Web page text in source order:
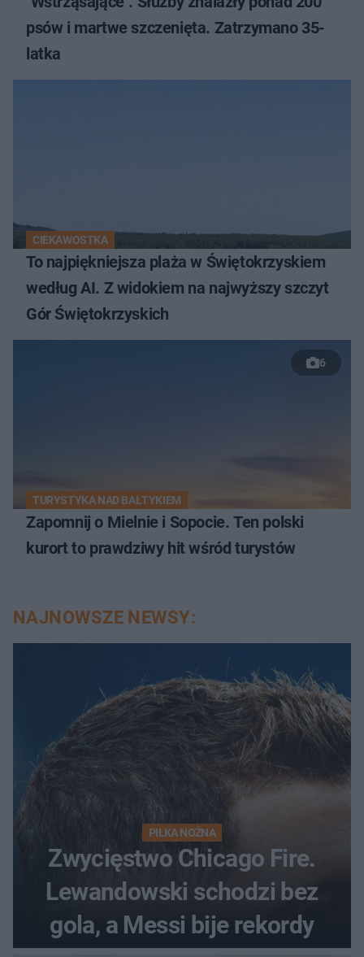
psów i martwe szczenięta. Zatrzymano 35-
latka
CIEKAWOSTKA
To najpiękniejsza plaża w Świętokrzyskiem
według AI. Z widokiem na najwyższy szczyt
Gór Świętokrzyskich
6
TURYSTYKA NAD BAŁTYKIEM
Zapomnij o Mielnie i Sopocie. Ten polski
kurort to prawdziwy hit wśród turystów
NAJNOWSZE NEWSY:
PIŁKA NOŻNA
Zwycięstwo Chicago Fire.
Lewandowski schodzi bez
gola, a Messi bije rekordy